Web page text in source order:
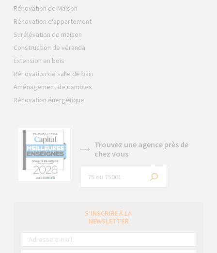
Rénovation de Maison
Rénovation d'appartement
Surélévation de maison
Construction de véranda
Extension en bois
Rénovation de salle de bain
Aménagement de combles
Rénovation énergétique
Trouvez une agence près de
chez vous
S’INSCRIRE À LA
NEWSLETTER